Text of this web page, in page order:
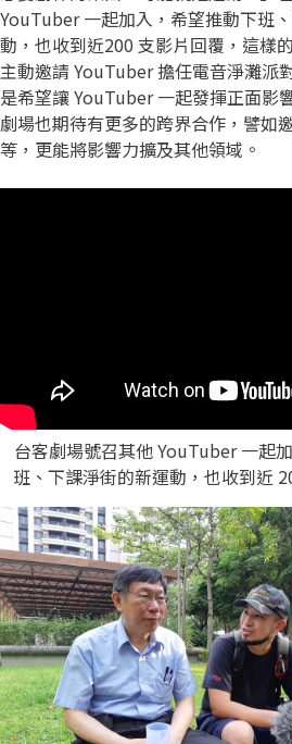
YouTuber 一起加入，希望推動下班
動，也收到近200 支影片回覆，這樣
主動邀請 YouTuber 擔任電音淨灘派
是希望讓 YouTuber 一起發揮正面影
劇場也期待有更多的跨界合作，譬如
等，更能將影響力擴及其他領域。
台客劇場號召其他 YouTuber 一起
班、下課淨街的新運動，也收到近